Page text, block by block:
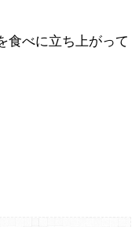
食べに立ち上がって